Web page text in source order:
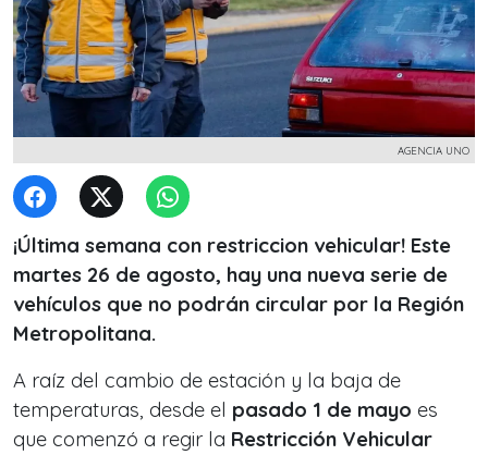
AGENCIA UNO
¡Última semana con restriccion vehicular! Este
martes 26 de agosto, hay una nueva serie de
vehículos que no podrán circular por la Región
Metropolitana.
A raíz del cambio de estación y la baja de
temperaturas, desde el pasado 1 de mayo es
que comenzó a regir la Restricción Vehicular